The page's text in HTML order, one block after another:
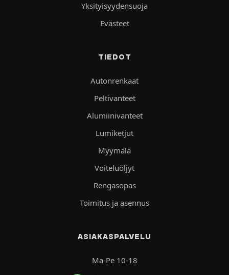
Yksityisyydensuoja
Evästeet
TIEDOT
Autonrenkaat
Peltivanteet
Alumiinivanteet
Lumiketjut
Myymälä
Voiteluöljyt
Rengasopas
Toimitus ja asennus
ASIAKASPALVELU
Ma-Pe 10-18